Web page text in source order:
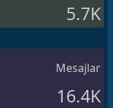
5.7K
Mesajlar
16.4K